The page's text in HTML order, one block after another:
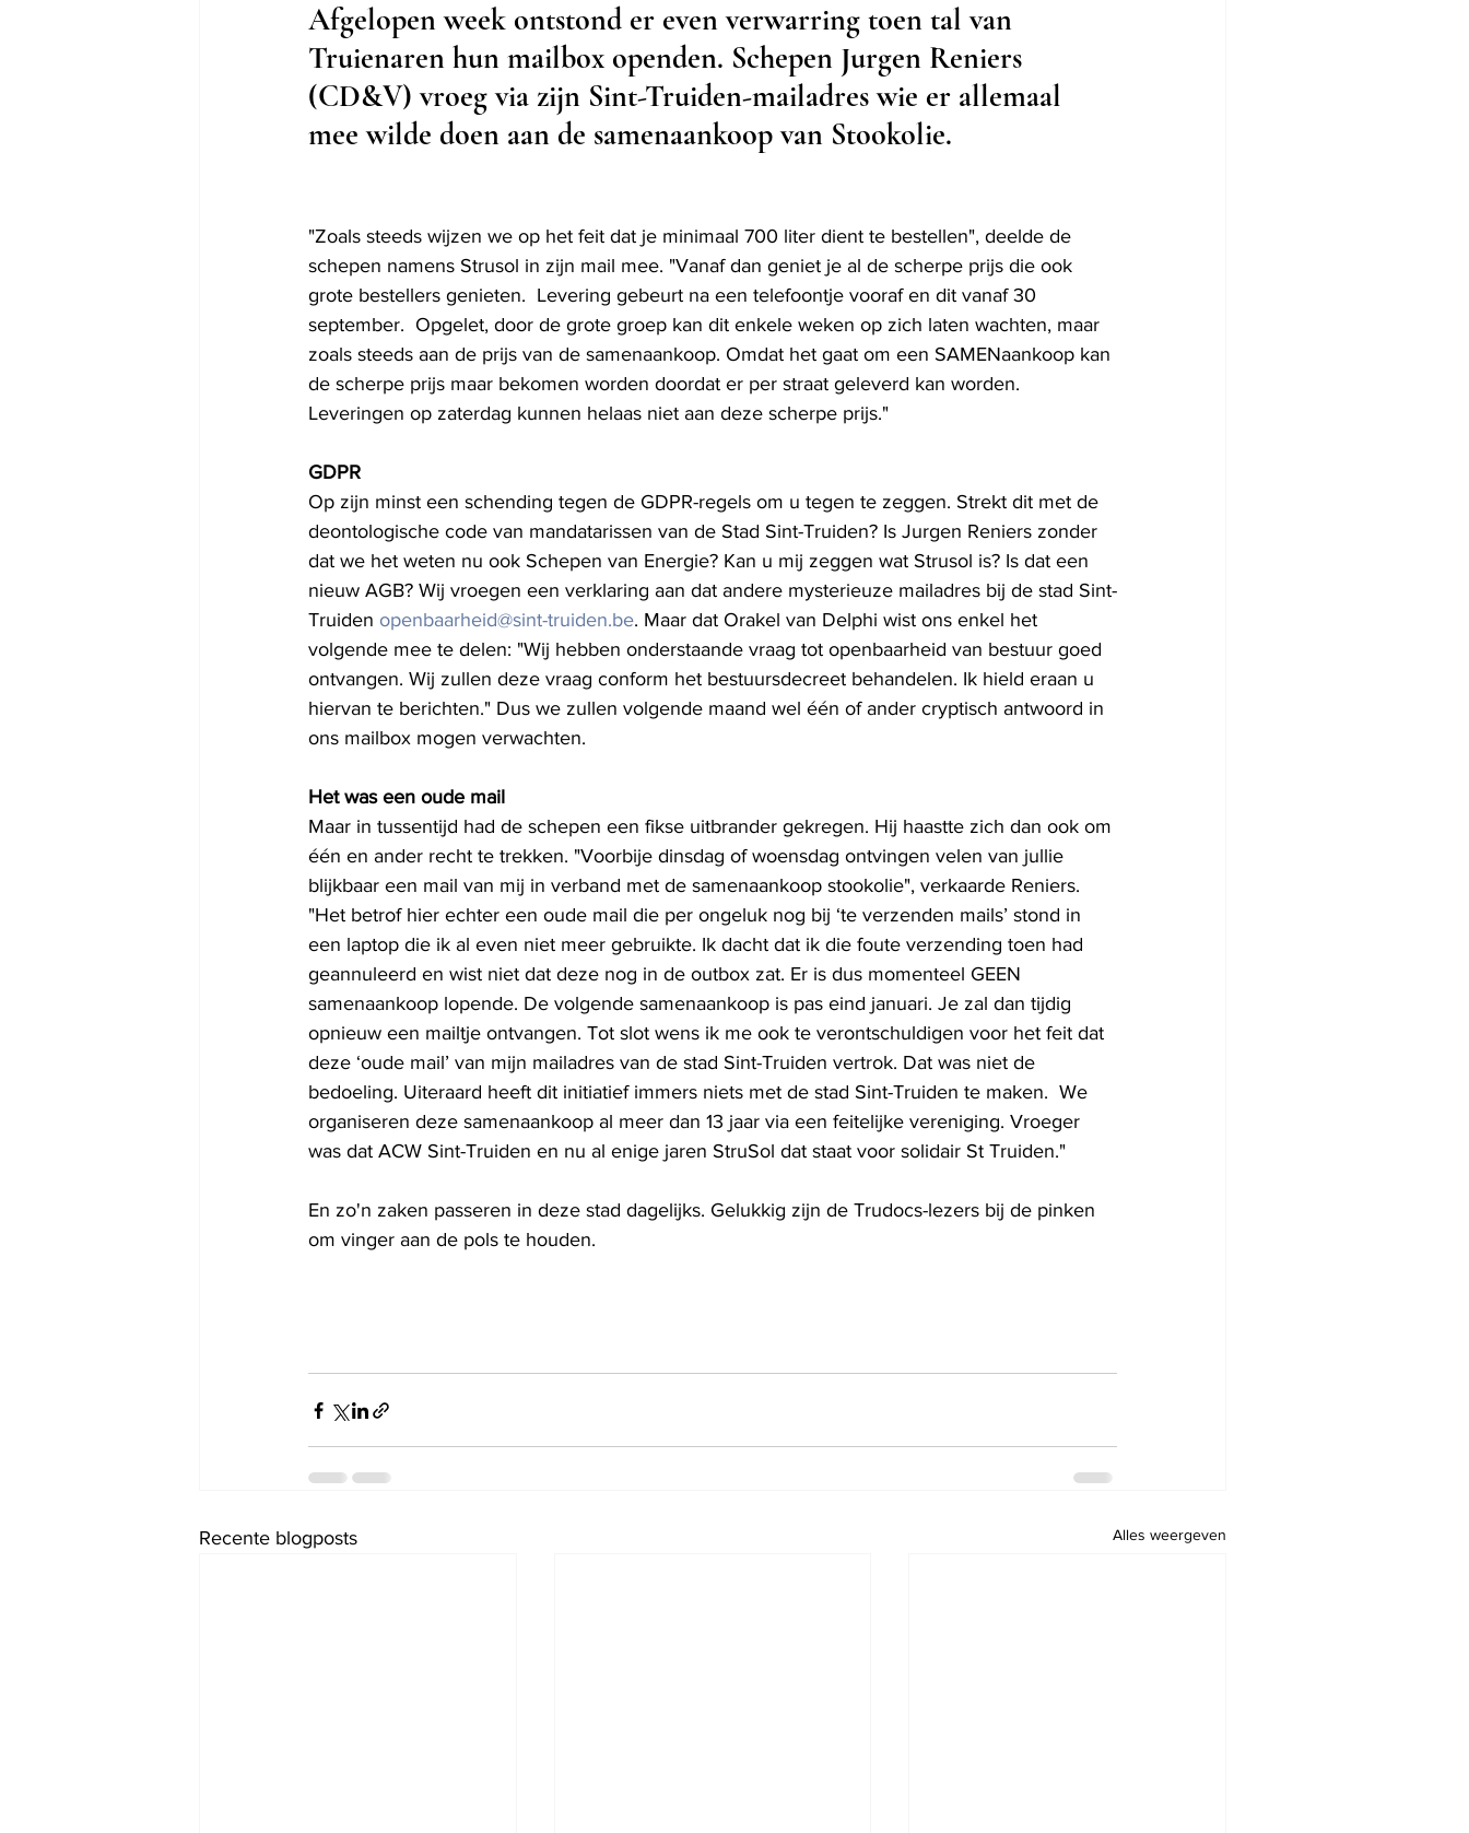
Afgelopen week ontstond er even verwarring toen tal van
Truienaren hun mailbox openden. Schepen Jurgen Reniers
(CD&V) vroeg via zijn Sint-Truiden-mailadres wie er allemaal
mee wilde doen aan de samenaankoop van Stookolie.
"Zoals steeds wijzen we op het feit dat je minimaal 700 liter dient te bestellen", deelde de
schepen namens Strusol in zijn mail mee. "Vanaf dan geniet je al de scherpe prijs die ook
grote bestellers genieten.  Levering gebeurt na een telefoontje vooraf en dit vanaf 30
september.  Opgelet, door de grote groep kan dit enkele weken op zich laten wachten, maar
zoals steeds aan de prijs van de samenaankoop. Omdat het gaat om een SAMENaankoop kan
de scherpe prijs maar bekomen worden doordat er per straat geleverd kan worden.
Leveringen op zaterdag kunnen helaas niet aan deze scherpe prijs."
GDPR
Op zijn minst een schending tegen de GDPR-regels om u tegen te zeggen. Strekt dit met de
deontologische code van mandatarissen van de Stad Sint-Truiden? Is Jurgen Reniers zonder
dat we het weten nu ook Schepen van Energie? Kan u mij zeggen wat Strusol is? Is dat een
nieuw AGB? Wij vroegen een verklaring aan dat andere mysterieuze mailadres bij de stad Sint-
Truiden openbaarheid@sint-truiden.be. Maar dat Orakel van Delphi wist ons enkel het
volgende mee te delen: "Wij hebben onderstaande vraag tot openbaarheid van bestuur goed
ontvangen. Wij zullen deze vraag conform het bestuursdecreet behandelen. Ik hield eraan u
hiervan te berichten." Dus we zullen volgende maand wel één of ander cryptisch antwoord in
ons mailbox mogen verwachten.
Het was een oude mail
Maar in tussentijd had de schepen een fikse uitbrander gekregen. Hij haastte zich dan ook om
één en ander recht te trekken. "Voorbije dinsdag of woensdag ontvingen velen van jullie
blijkbaar een mail van mij in verband met de samenaankoop stookolie", verkaarde Reniers.
"Het betrof hier echter een oude mail die per ongeluk nog bij ‘te verzenden mails’ stond in
een laptop die ik al even niet meer gebruikte. Ik dacht dat ik die foute verzending toen had
geannuleerd en wist niet dat deze nog in de outbox zat. Er is dus momenteel GEEN
samenaankoop lopende. De volgende samenaankoop is pas eind januari. Je zal dan tijdig
opnieuw een mailtje ontvangen. Tot slot wens ik me ook te verontschuldigen voor het feit dat
deze ‘oude mail’ van mijn mailadres van de stad Sint-Truiden vertrok. Dat was niet de
bedoeling. Uiteraard heeft dit initiatief immers niets met de stad Sint-Truiden te maken.  We
organiseren deze samenaankoop al meer dan 13 jaar via een feitelijke vereniging. Vroeger
was dat ACW Sint-Truiden en nu al enige jaren StruSol dat staat voor solidair St Truiden."
En zo'n zaken passeren in deze stad dagelijks. Gelukkig zijn de Trudocs-lezers bij de pinken
om vinger aan de pols te houden.
Recente blogposts Alles weergeven